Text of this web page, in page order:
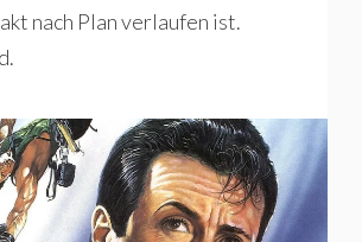
nach Plan verlaufen ist.